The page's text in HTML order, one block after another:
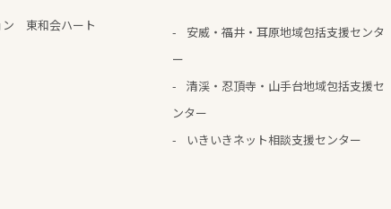
ン 東和会ハート
安威・福井・耳原地域包括支援センタ
ー
清渓・忍頂寺・山手台地域包括支援セ
ンター
いきいきネット相談支援センター